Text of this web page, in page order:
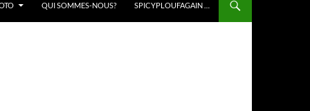
QUI SOMMES-NOUS? SPICYPLOUFAGAIN …